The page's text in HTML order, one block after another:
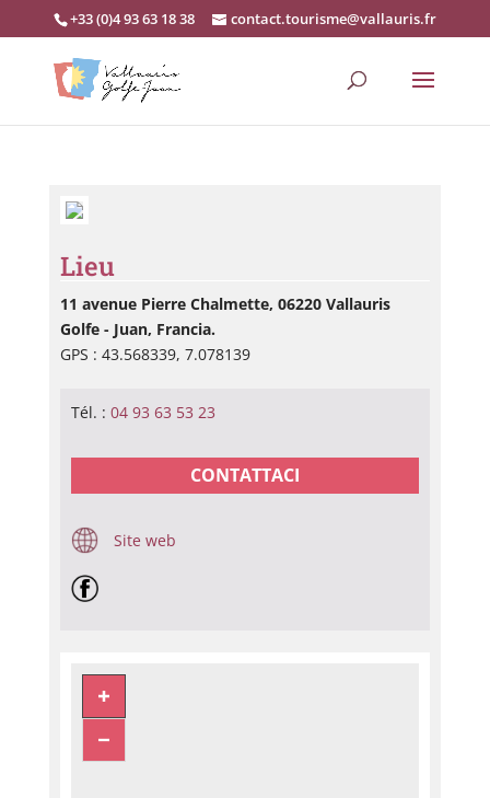
+33 (0)4 93 63 18 38 contact.tourisme@vallauris.fr
Lieu
11 avenue Pierre Chalmette, 06220 Vallauris
Golfe - Juan, Francia.
GPS : 43.568339, 7.078139
Tél. : 04 93 63 53 23
CONTATTACI
Site web